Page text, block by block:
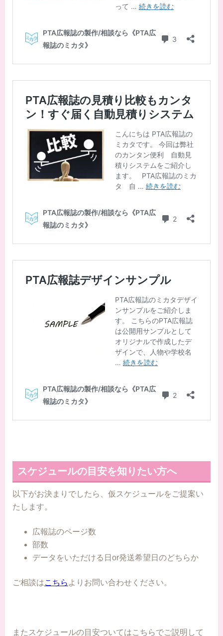
スケジュールの目安を知りたい方へ
以下がお決まりでしたら、仮スケジュールをご提案い
たします。
広報誌のページ数
部数
データをいただける日or発送希望日のどちらか
ご相談はこちら よりお問い合わせください。
またスケジュールの目安ついてはこちらでご説明して